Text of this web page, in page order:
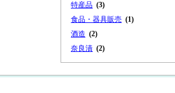
特産品 (3)
食品・器具販売 (1)
酒造 (2)
奈良漬 (2)